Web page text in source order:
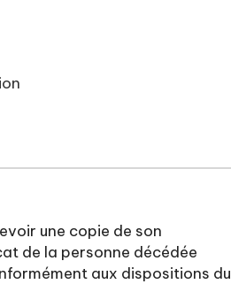
une copie de son
de la personne décédée
aux dispositions du